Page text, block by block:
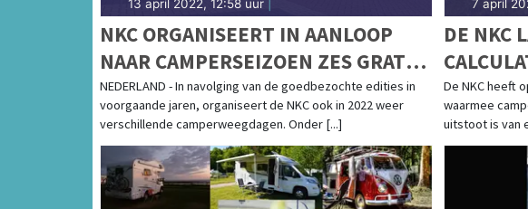
13 april 2022, 12:58 uur
NKC ORGANISEERT IN AANLOOP
NAAR CAMPERSEIZOEN ZES GRATIS
CAMPERWEEGDAGEN
NEDERLAND - In navolging van de goedbezochte edities in
voorgaande jaren, organiseert de NKC ook in 2022 weer
verschillende camperweegdagen. Onder [...]
7 april
DE NKC
De NKC heeft
waarmee
uitstoot is van